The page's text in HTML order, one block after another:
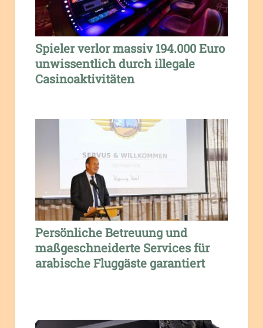
Spieler verlor massiv 194.000 Euro
unwissentlich durch illegale
Casinoaktivitäten
Persönliche Betreuung und
maßgeschneiderte Services für
arabische Fluggäste garantiert